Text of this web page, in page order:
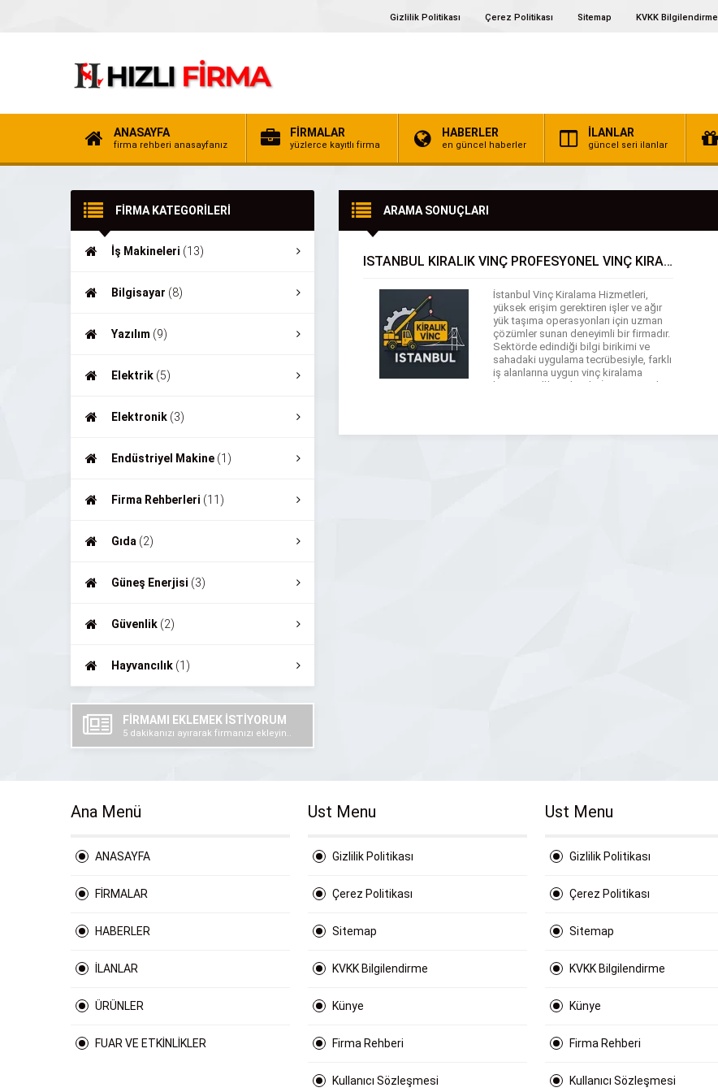
Gizlilik Politikası Çerez Politikası Sitemap KVKK Bilgilendirme
ANASAYFA
firma rehberi anasayfanız
FİRMALAR
yüzlerce kayıtlı firma
HABERLER
en güncel haberler
İLANLAR
güncel seri ilanlar
FİRMA KATEGORİLERİ
İş Makineleri (13)
Bilgisayar (8)
Yazılım (9)
Elektrik (5)
Elektronik (3)
Endüstriyel Makine (1)
Firma Rehberleri (11)
Gıda (2)
Güneş Enerjisi (3)
Güvenlik (2)
Hayvancılık (1)
FİRMAMI EKLEMEK İSTİYORUM
5 dakikanızı ayırarak firmanızı ekleyin..
ARAMA SONUÇLARI
İSTANBUL KİRALIK VİNÇ PROFESYONEL VİNÇ KİRALAMA HİZMETLERİ
İstanbul Vinç Kiralama Hizmetleri,
yüksek erişim gerektiren işler ve ağır
yük taşıma operasyonları için uzman
çözümler sunan deneyimli bir firmadır.
Sektörde edindiği bilgi birikimi ve
sahadaki uygulama tecrübesiyle, farklı
iş alanlarına uygun vinç kiralama
hizmeti sağlamaktadır. İnşaat projeleri,
profesyonel destek sunan firmamız,
Ana Menü
ANASAYFA
FİRMALAR
HABERLER
İLANLAR
ÜRÜNLER
FUAR VE ETKİNLİKLER
Ust Menu
Gizlilik Politikası
Çerez Politikası
Sitemap
KVKK Bilgilendirme
Künye
Firma Rehberi
Kullanıcı Sözleşmesi
Ust Menu
Gizlilik Politikası
Çerez Politikası
Sitemap
KVKK Bilgilendirme
Künye
Firma Rehberi
Kullanıcı Sözleşmesi